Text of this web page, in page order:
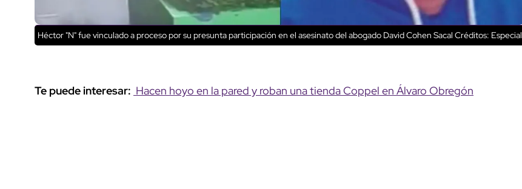
Héctor "N" fue vinculado a proceso por su presunta participación en el asesinato del abogado David Cohen Sacal Créditos: Especial
Te puede interesar: Hacen hoyo en la pared y roban una tienda Coppel en Álvaro Obregón